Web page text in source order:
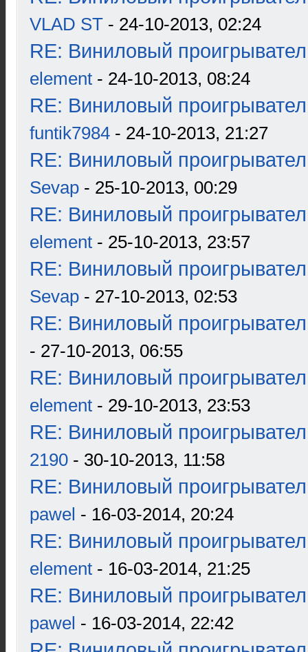
VLAD ST - 24-10-2013, 02:24
RE: Виниловый
element - 24-10-2013, 08:24
RE: Виниловый
funtik7984 - 24-10-2013, 21:27
RE: Виниловый
Sevap - 25-10-2013, 00:29
RE: Виниловый
element - 25-10-2013, 23:57
RE: Виниловый
Sevap - 27-10-2013, 02:53
RE: Виниловый
- 27-10-2013, 06:55
RE: Виниловый
element - 29-10-2013, 23:53
RE: Виниловый
2190 - 30-10-2013, 11:58
RE: Виниловый
pawel - 16-03-2014, 20:24
RE: Виниловый
element - 16-03-2014, 21:25
RE: Виниловый
pawel - 16-03-2014, 22:42